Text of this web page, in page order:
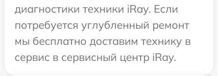
диагностики техники iRay. Если
потребуется углубленный ремонт
мы бесплатно доставим технику в
сервис в сервисный центр iRay.